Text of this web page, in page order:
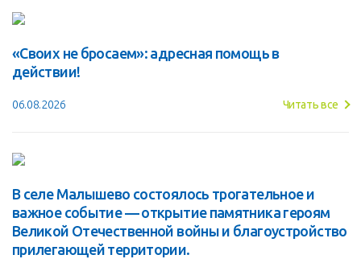
«Своих не бросаем»: адресная помощь в
действии!
06.08.2026 Читать все
В селе Малышево состоялось трогательное и
важное событие — открытие памятника героям
Великой Отечественной войны и благоустройство
прилегающей территории.